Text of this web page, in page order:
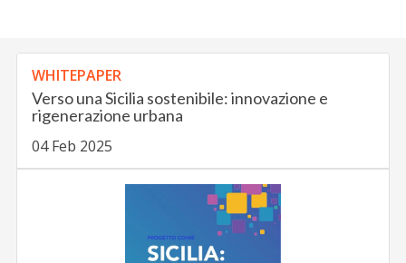
WHITEPAPER
Verso una Sicilia sostenibile: innovazione e
rigenerazione urbana
04 Feb 2025